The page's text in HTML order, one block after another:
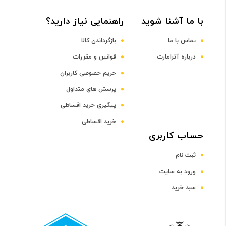
فرکانس پردازنده مرکزی
Mali-T760
با ما آشنا شوید
تماس با ما
درباره آترامارت
راهنمایی نیاز دارید؟
بازگرداندن کالا
قوانین و مقررات
حریم خصوصی کاربران
پرسش های متداول
پیگیری خرید اقساطی
خرید اقساطی
حساب کاربری
ثبت نام
ورود به سایت
سبد خرید